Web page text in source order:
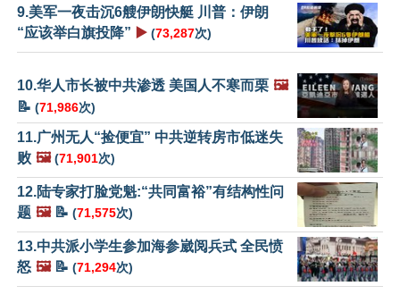
9.美军一夜击沉6艘伊朗快艇 川普：伊朗
“应该举白旗投降” ▶️ (73,287次)
10.华人市长被中共渗透 美国人不寒而栗 🖼️
📝 (71,986次)
11.广州无人“捡便宜” 中共逆转房市低迷失
败 🖼️ (71,901次)
12.陆专家打脸党魁:“共同富裕”有结构性问
题 🖼️📝 (71,575次)
13.中共派小学生参加海参崴阅兵式 全民愤
怒 🖼️📝 (71,294次)